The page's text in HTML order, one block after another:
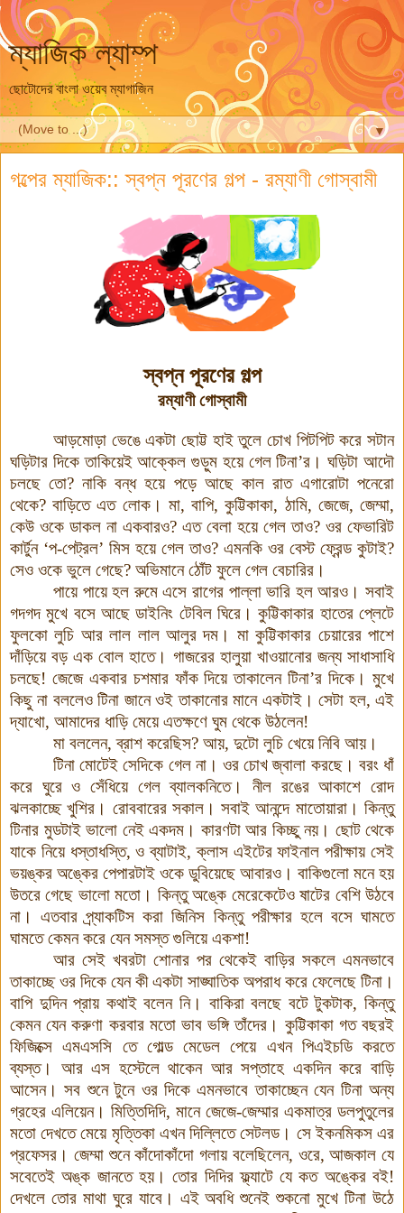
ম্যাজিক ল্যাম্প
ছোটোদের বাংলা ওয়েব ম্যাগাজিন
▼
গল্পের ম্যাজিক:: স্বপ্ন পূরণের গল্প - রম্যাণী গোস্বামী
স্বপ্ন পূরণের গল্প
রম্যাণী গোস্বামী
আড়মোড়া ভেঙে একটা ছোট্ট হাই তুলে চোখ পিটপিট করে সটান
ঘড়িটার দিকে তাকিয়েই আক্কেল গুড়ুম হয়ে গেল টিনা’র। ঘড়িটা আদৌ
চলছে তো? নাকি বন্ধ হয়ে পড়ে আছে কাল রাত এগারোটাপনেরো
থেকে? বাড়িতে এত লোক। মা, বাপি, কুট্টিকাকা, ঠামি, জেজে, জেম্মা,
কেউ ওকে ডাকল না একবারও? এত বেলা হয়ে গেল তাও? ওর ফেভারিট
কার্টুন ‘প-পেট্রল’ মিস হয়ে গেল তাও? এমনকি ওর বেস্ট ফ্রেন্ড কুটাই?
সেও ওকে ভুলে গেছে? অভিমানে ঠোঁট ফুলে গেল বেচারির।
পায়ে পায়ে হল রুমে এসে রাগের পাল্লা ভারি হল আরও। সবাই
গদগদ মুখে বসে আছেডাইনিং টেবিলঘিরে ।কুট্টিকাকার হাতের প্লেটে
ফুলকো লুচি আর লাল লাল আলুর দম। মাকুট্টিকাকার চেয়ারের পাশে
দাঁড়িয়ে বড় এক বোল হাতে। গাজরের হালুয়া খাওয়ানোর জন্য সাধাসাধি
চলছে! জেজে একবার চশমার ফাঁক দিয়ে তাকালেন টিনা’র দিকে। মুখে
কিছু না বললেও টিনা জানে ওই তাকানোর মানে একটাই। সেটা হল, এই
দ্যাখো, আমাদের ধাড়ি মেয়ে এতক্ষণে ঘুম থেকে উঠলেন!
মা বললেন, ব্রাশ করেছিস? আয়, দুটো লুচি খেয়ে নিবি আয়।
টিনা মোটেই সেদিকে গেল না। ওর চোখ জ্বালা করছে। বরং ধাঁ
করে ঘুরে ও সেঁধিয়ে গেল ব্যালকনিতে। নীল রঙের আকাশে রোদ
ঝলকাচ্ছে খুশির। রোববারের সকাল। সবাই আনন্দে মাতোয়ারা। কিন্তু
টিনার মুডটাই ভালো নেই একদম। কারণটা আর কিচ্ছু নয়। ছোট থেকে
যাকে নিয়ে ধস্তাধস্তি, ও ব্যাটাই, ক্লাস এইটের ফাইনাল পরীক্ষায় সেই
ভয়ঙ্কর অঙ্কের পেপারটাই ওকে ডুবিয়েছে আবারও। বাকিগুলো মনে হয়
উতরে গেছে ভালো মতো। কিন্তু অঙ্কে মেরেকেটেও ষাটের বেশি উঠবে
না। এতবার প্র্যাকটিস করা জিনিস কিন্তু পরীক্ষার হলে বসে ঘামতে
ঘামতে কেমন করে যেন সমস্ত গুলিয়ে একশা!
আর সেই খবরটা শোনার পর থেকেই বাড়ির সকলে এমনভাবে
তাকাচ্ছে ওর দিকে যেন কী একটা সাঙ্ঘাতিক অপরাধ করে ফেলেছে টিনা।
বাপি দুদিন প্রায় কথাই বলেন নি। বাকিরা বলছে বটে টুকটাক, কিন্তু
কেমন যেন করুণা করবার মতো ভাব ভঙ্গি তাঁদের । কুট্টিকাকা গত বছরই
ফিজিক্সে এমএসসি তে গোল্ড মেডেল পেয়ে এখন পিএইচডি করতে
ব্যস্ত। আর এস হস্টেলে থাকেন আর সপ্তাহে একদিন করে বাড়ি
আসেন। সব শুনে টুনে ওর দিকে এমনভাবে তাকাচ্ছেন যেন টিনা অন্য
গ্রহের এলিয়েন। মিত্তিদিদি, মানে জেজে-জেম্মার একমাত্র ডলপুতুলের
মতো দেখতে মেয়ে মৃত্তিকা এখন দিল্লিতে সেটলড। সে ইকনমিকস এর
প্রফেসর। জেম্মা শুনে কাঁদোকাঁদো গলায় বলেছিলেন, ওরে, আজকাল যে
সবেতেই অঙ্ক জানতে হয়। তোর দিদির ফ্ল্যাটে যে কত অঙ্কের বই!
দেখলে তোর মাথা ঘুরে যাবে। এই অবধি শুনেই শুকনো মুখে টিনা উঠে